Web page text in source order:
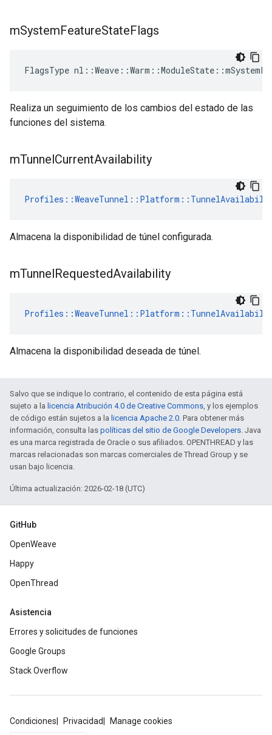
mSystemFeatureStateFlags
FlagsType
Realiza un seguimiento de los cambios del estado de las
funciones del sistema.
mTunnelCurrentAvailability
Almacena la disponibilidad de túnel configurada.
mTunnelRequestedAvailability
Almacena la disponibilidad deseada de túnel.
Salvo que se indique lo contrario, el contenido de esta página está
sujeto a la licencia Atribución 4.0 de Creative Commons, y los ejemplos
de código están sujetos a la licencia Apache 2.0. Para obtener más
información, consulta las políticas del sitio de Google Developers. Java
es una marca registrada de Oracle o sus afiliados. OPENTHREAD y las
marcas relacionadas son marcas comerciales de Thread Group y se
usan bajo licencia.
Última actualización: 2026-02-18 (UTC)
GitHub
OpenWeave
Happy
OpenThread
Asistencia
Errores y solicitudes de funciones
Google Groups
Stack Overflow
Condiciones Privacidad Manage cookies